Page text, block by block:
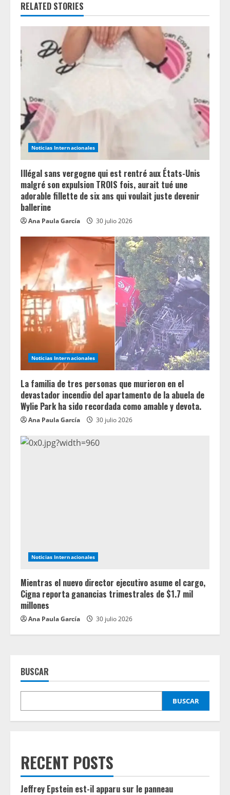
e
R
e
a
d
i
n
g
RELATED STORIES
Noticias Internacionales
Illégal sans vergogne qui est rentré aux États-Unis
malgré son expulsion TROIS fois, aurait tué une
adorable fillette de six ans qui voulait juste devenir
ballerine
Ana Paula García 30 julio 2026
Noticias Internacionales
La familia de tres personas que murieron en el
devastador incendio del apartamento de la abuela de
Wylie Park ha sido recordada como amable y devota.
Ana Paula García 30 julio 2026
Noticias Internacionales
Mientras el nuevo director ejecutivo asume el cargo,
Cigna reporta ganancias trimestrales de $1.7 mil
millones
Ana Paula García 30 julio 2026
BUSCAR
BUSCAR
RECENT POSTS
Jeffrey Epstein est-il apparu sur le panneau